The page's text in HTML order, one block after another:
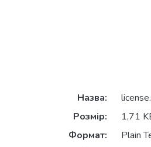
Назва:
Розмір:
1,71
Формат:
Plain